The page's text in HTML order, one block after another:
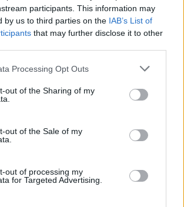
participants. This information may
by us to third parties on the IAB’s List of
that may further disclose it to other
Processing Opt Outs
out of the Sharing of my
out of the Sale of my
out of processing my
for Targeted Advertising.
Újragondolják Lipótváros rejtett, zöld
parkját
Történelmi táj, amelynek minden köve